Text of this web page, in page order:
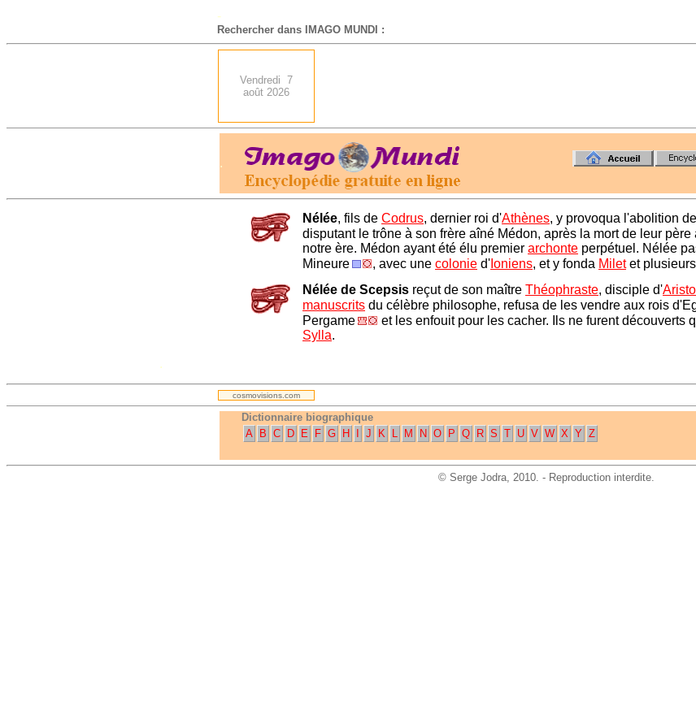
-
Rechercher dans IMAGO MUNDI :
Vendredi 7
août 2026
.
Nélée, fils de Codrus, dernier roi d'Athènes, y provoqua l'abolition
disputant le trône à son frère aîné Médon, après la mort de leur père
notre ère. Médon ayant été élu premier archonte perpétuel. Nélée
Mineure
, avec une colonie d' Ioniens, et y fonda Miletet
Nélée de Scepsis reçut de son maître Théophraste, disciple d'
manuscrits du célèbre philosophe, refusa de les vendre aux rois
Pergame
et les enfouit pour les cacher. Ils ne furent découverts
Sylla.
.
cosmovisions.com
Dictionnaire biographique
A
B C D E F G H J K L M N O P Q R S T U V W X Y Z
© Serge Jodra, 2010. - Reproduction interdite.